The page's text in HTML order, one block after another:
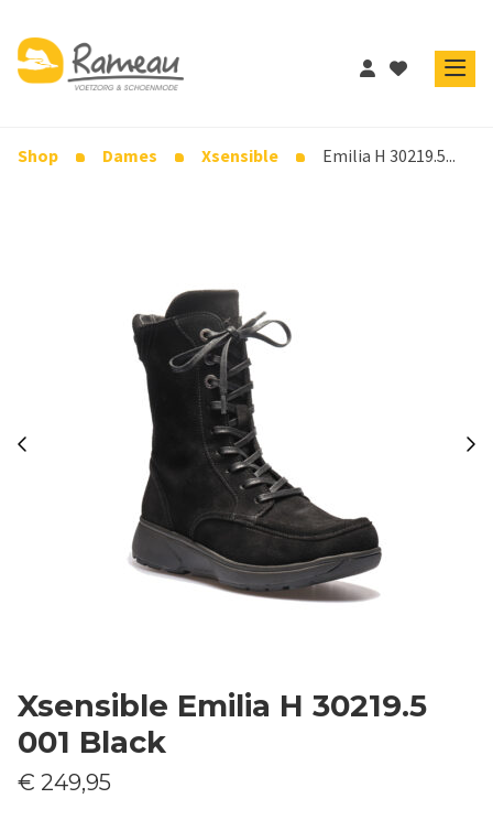
Shop Dames Xsensible Emilia H 30219.5...
Xsensible Emilia H 30219.5
001 Black
€ 249,95